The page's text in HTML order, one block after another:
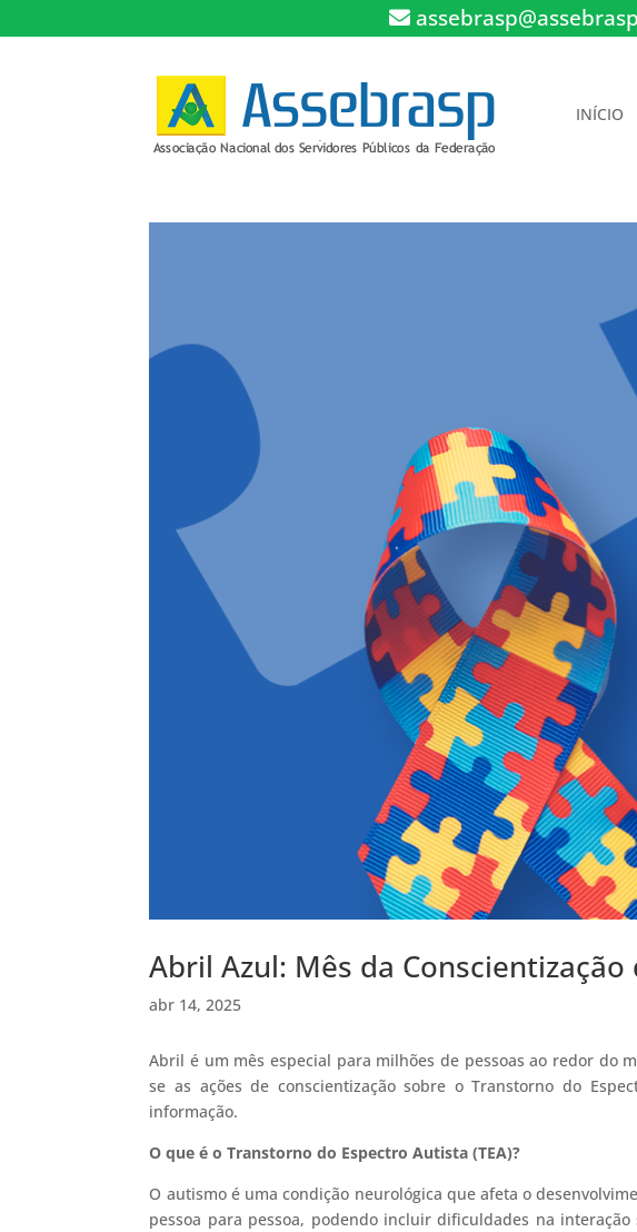
INÍCIO
Abril Azul: Mês da
abr 14, 2025
Abril é um mês especial para milhões de pessoas ao redor do
se as ações de conscientização sobre o Transtorno do
informação.
O que é o Transtorno do Espectro Autista (TEA)?
O autismo é uma condição neurológica que afeta o
pessoa para pessoa, podendo incluir dificuldades na